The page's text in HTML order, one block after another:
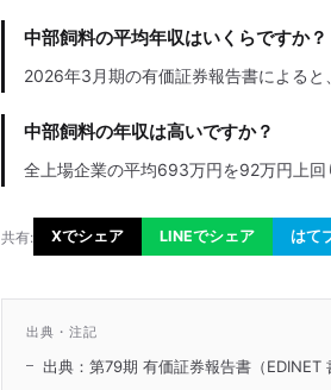
中部飼料の平均年収はいくらですか？
2026年3月期の有価証券報告書による
中部飼料の年収は高いですか？
全上場企業の平均693万円を92万円上回
共有: Xでシェア LINEでシェア はて
出典・注記
出典：第79期 有価証券報告書（EDINET